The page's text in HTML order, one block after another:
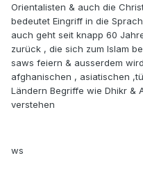
Orientalisten & auch die
bedeutet Eingriff in die
auch geht seit knapp 60
zurück , die sich zum Islam
saws feiern & ausserdem
afghanischen , asiatischen
Ländern Begriffe wie Dhikr &
verstehen
ws